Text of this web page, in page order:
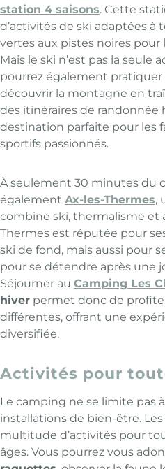
station 4 saisons. Cette
d’activités de ski adaptées à
vertes aux pistes noires
Mais le ski n’est pas la seule
pourrez également pratiquer
découvrir la montagne en
des itinéraires de randonnée
destination parfaite pour les
sportifs passionnés.
À seulement 30 minutes du
également Ax-les-Thermes,
combine ski, thermalisme et
Thermes est réputée pour
ski de fond, mais aussi pour
pour se détendre après une
Séjourner au Camping Les
hiver permet donc de
différentes, offrant une
diversifiée.
Activités pour
Le camping ne se limite pas
installations de bien-être.
multitude d’activités pour
âges. Vous pourrez vous